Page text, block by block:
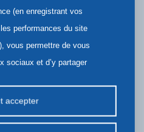
(en enregistrant vos
performances du site
vous permettre de vous
sociaux et d’y partager
sur notre site ou ceux de
traceurs non classés
accepter